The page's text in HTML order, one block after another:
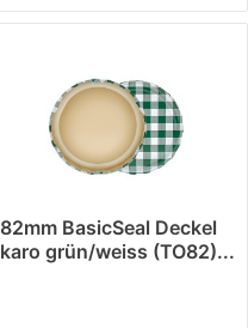
82mm BasicSeal Deckel
karo grün/weiss (TO82)...